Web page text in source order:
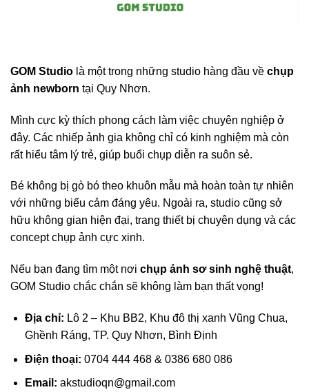
GOM Studio là một trong những studio hàng đầu về chụp
ảnh newborn tại Quy Nhơn.
Mình cực kỳ thích phong cách làm việc chuyên nghiệp ở
đây. Các nhiếp ảnh gia không chỉ có kinh nghiệm mà còn
rất hiểu tâm lý trẻ, giúp buổi chụp diễn ra suôn sẻ.
Bé không bị gò bó theo khuôn mẫu mà hoàn toàn tự nhiên
với những biểu cảm đáng yêu. Ngoài ra, studio cũng sở
hữu không gian hiện đại, trang thiết bị chuyên dụng và các
concept chụp ảnh cực xinh.
Nếu bạn đang tìm một nơi chụp ảnh sơ sinh nghệ thuật,
GOM Studio chắc chắn sẽ không làm bạn thất vọng!
Địa chỉ: Lô 2 – Khu BB2, Khu đô thị xanh Vũng Chua,
Ghềnh Ráng, TP. Quy Nhơn, Bình Định
Điện thoại: 0704 444 468 & 0386 680 086
Email: akstudioqn@gmail.com